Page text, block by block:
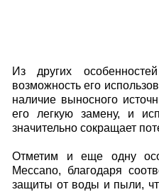
Из других
возможность его
наличие выносного
его легкую замену, и
значительно сокращает
Отметим и еще одну
Meccano, благодаря
защиты от воды и пыли,